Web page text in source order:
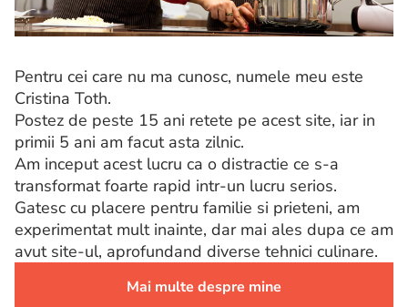
Pentru cei care nu ma cunosc, numele meu este
Cristina Toth.
Postez de peste 15 ani retete pe acest site, iar in
primii 5 ani am facut asta zilnic.
Am inceput acest lucru ca o distractie ce s-a
transformat foarte rapid intr-un lucru serios.
Gatesc cu placere pentru familie si prieteni, am
experimentat mult inainte, dar mai ales dupa ce am
avut site-ul, aprofundand diverse tehnici culinare.
Mai multe despre mine